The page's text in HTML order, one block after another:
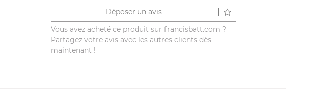
Déposer un avis
Vous avez acheté ce produit sur francisbatt.com ?
Partagez votre avis avec les autres clients dès
maintenant !